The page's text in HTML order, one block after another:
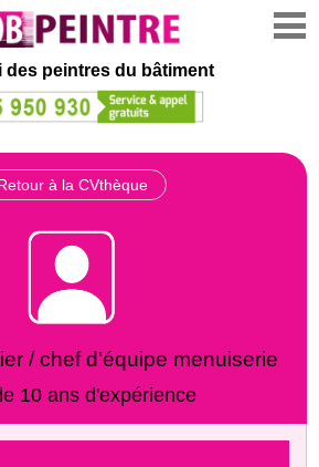
des peintres du bâtiment
à la CVthèque
/ chef d'équipe menuiserie
10 ans d'expérience